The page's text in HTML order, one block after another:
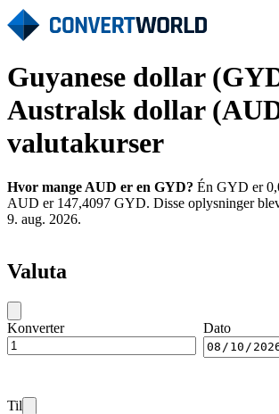
Guyanese dollar
Australsk dollar
valutakurser
Hvor mange AUD er en GYD? Én GYD er
AUD er 147,4097 GYD. Disse oplysninger
9. aug. 2026.
Valuta
Konverter Dato
Til